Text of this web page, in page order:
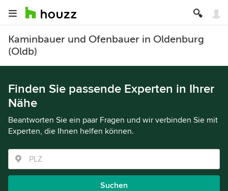
Kaminbauer und Ofenbauer in Oldenburg
(Oldb)
Finden Sie passende Experten in Ihrer
Nähe
Beantworten Sie ein paar Fragen und wir verbinden Sie mit
Experten, die Ihnen helfen können.
Suchen